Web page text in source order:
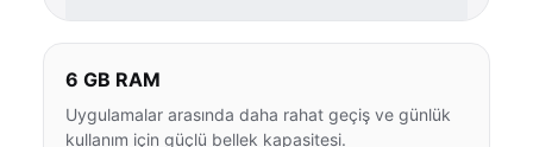
6 GB RAM
Uygulamalar arasında daha rahat geçiş ve günlük
kullanım için güçlü bellek kapasitesi.